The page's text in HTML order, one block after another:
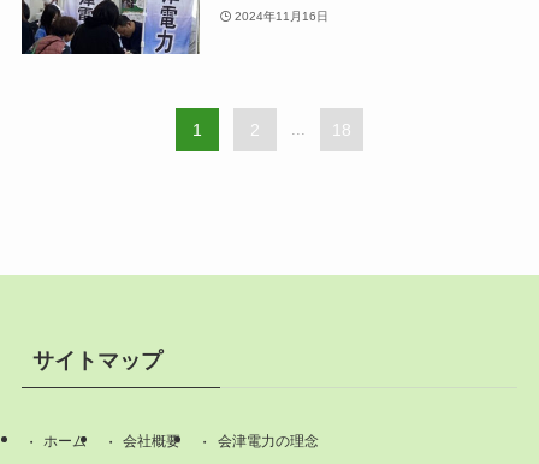
2024年11月16日
1 2 ... 18
サイトマップ
ホーム 会社概要 会津電力の理念